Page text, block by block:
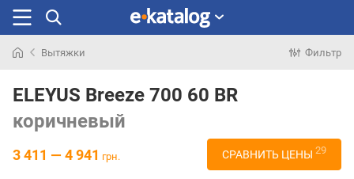
раньше
Вытяжки Фильтр
ELEYUS Breeze 700 60 BR
коричневый
3 411 — 4 941 грн. СРАВНИТЬ ЦЕНЫ 29